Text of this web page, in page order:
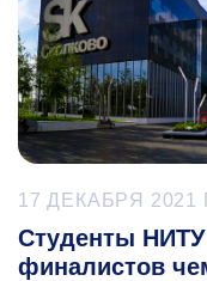
17 ДЕКАБРЯ 2021
Студенты
финалистов